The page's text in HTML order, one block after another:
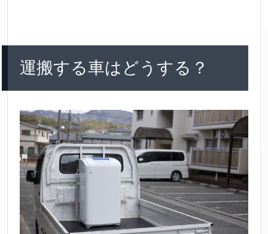
運搬する車はどうする？